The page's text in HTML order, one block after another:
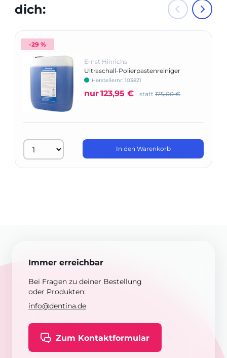
dich:
-29 %
Ernst Hinrichs
Ultraschall-Polierpastenreiniger
Herstellernr: 103821
nur123,95 € statt 175,00 €
In den Warenkorb
Immer erreichbar
Bei Fragen zu deiner Bestellung
oder Produkten:
info@dentina.de
Zum Kontaktformular